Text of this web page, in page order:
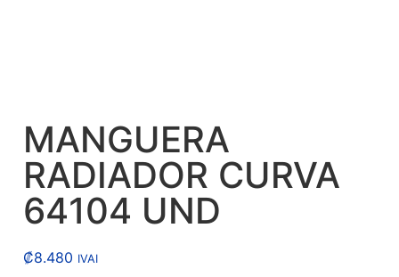
MANGUERA
RADIADOR CURVA
64104 UND
₡8.480 IVAI